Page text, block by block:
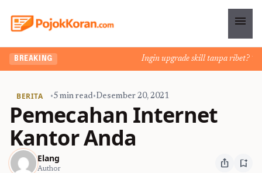
menu
BREAKING Ingin upgrade skill tanpa ribet?
BERITA •5 min read•Desember 20, 2021
Pemecahan Internet
Kantor Anda
Elang
Author ios_share bookmark_add